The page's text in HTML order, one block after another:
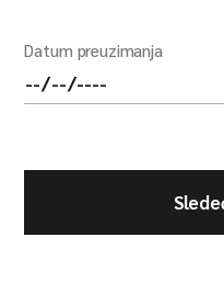
Datum preuzimanja